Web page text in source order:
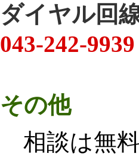
ダイヤル回
043-242-9939
その他
相談は無